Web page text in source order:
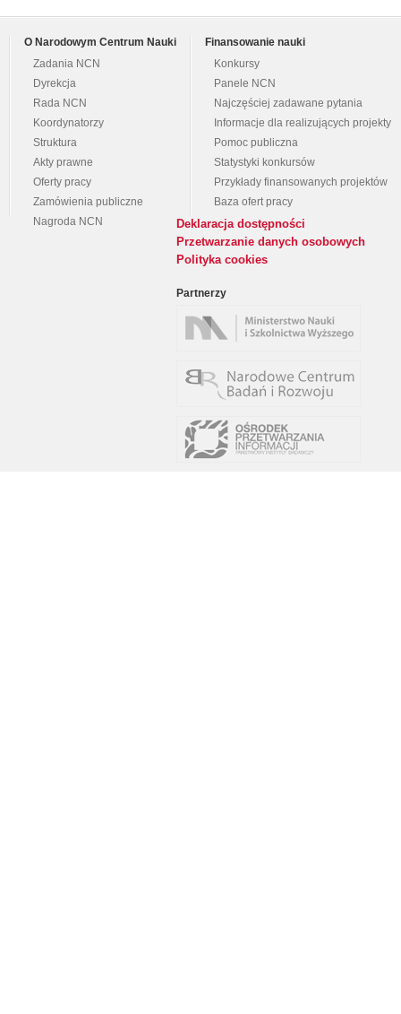
O Narodowym Centrum Nauki
Zadania NCN
Dyrekcja
Rada NCN
Koordynatorzy
Struktura
Akty prawne
Oferty pracy
Zamówienia publiczne
Nagroda NCN
Finansowanie nauki
Konkursy
Panele NCN
Najczęściej zadawane pytania
Informacje dla realizujących projekty
Pomoc publiczna
Statystyki konkursów
Przykłady finansowanych projektów
Baza ofert pracy
Deklaracja dostępności
Przetwarzanie danych osobowych
Polityka cookies
Partnerzy